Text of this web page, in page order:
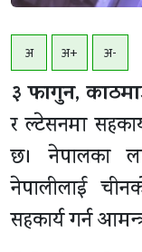
अ अ+ अ-
३ फागुन,
र ल्टेसनमा
छ। नेपालका
नेपालीलाई
सहकार्य गर्न